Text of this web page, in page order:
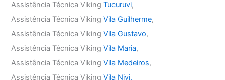
Assistência Técnica VikingTucuruvi,
Assistência Técnica VikingVila Guilherme,
Assistência Técnica VikingVila Gustavo,
Assistência Técnica VikingVila Maria,
Assistência Técnica VikingVila Medeiros,
Assistência Técnica VikingVila Nivi.